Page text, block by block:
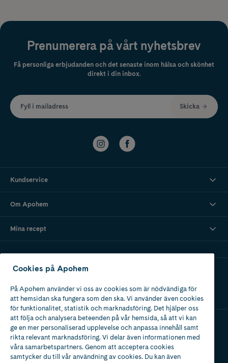
Prenumerera på vårt nyhetsbrev
Få personliga erbjudanden och det senaste inom hälsa och skönhet
direkt i din inbox.
Fyll i mailadress Skicka
Kundservice
Om Apohem
Mina recept
Ladda ner vår app
Apotek med tillstånd
av Läkemedelsverket
Cookies på Apohem
På Apohem använder vi oss av cookies som är nödvändiga för
att hemsidan ska fungera som den ska. Vi använder även cookies
för funktionalitet, statistik och marknadsföring. Det hjälper oss
att följa och analysera beteenden på vår hemsida, så att vi kan
ge en mer personaliserad upplevelse och anpassa innehåll samt
rikta relevant marknadsföring. Vi delar även informationen med
våra samarbetspartners. Genom att acceptera cookies
samtycker du till vår användning av cookies. Du kan även